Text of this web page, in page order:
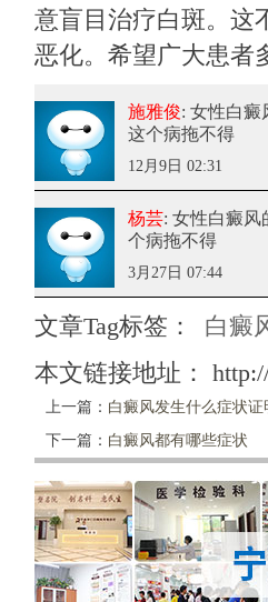
意盲目治疗白斑。这
恶化。希望广大患者
施雅俊: 女性白癜
这个病拖不得
12月9日 02:31
杨芸: 女性白癜风
个病拖不得
3月27日 07:44
文章Tag标签：
白癜
本文链接地址：
上一篇： 白癜风发生什么症状证
下一篇： 白癜风都有哪些症状